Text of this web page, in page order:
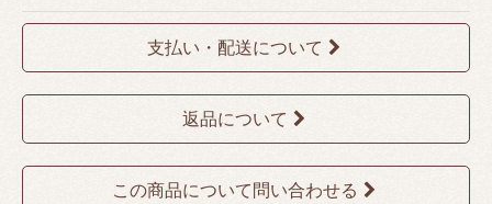
支払い・配送について
返品について
この商品について問い合わせる